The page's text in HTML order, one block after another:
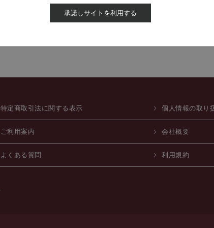
特定商取引法に関する表示 個人情報の取り
ご利用案内 会社概要
よくある質問 利用規約
承諾しサイトを利用する